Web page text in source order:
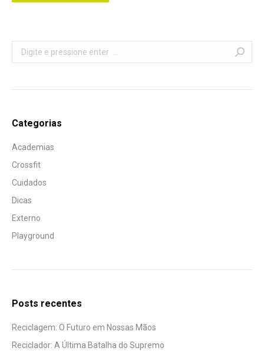
Search:
Categorias
Academias
Crossfit
Cuidados
Dicas
Externo
Playground
Posts recentes
Reciclagem: O Futuro em Nossas Mãos
Reciclador: A Última Batalha do Supremo